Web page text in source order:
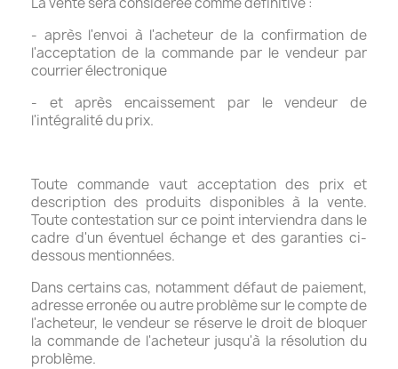
- après l'envoi à l'acheteur de la confirmation de
l'acceptation de la commande par le vendeur par
courrier électronique
- et après encaissement par le vendeur de
l'intégralité du prix.
Toute commande vaut acceptation des prix et
description des produits disponibles à la vente.
Toute contestation sur ce point interviendra dans le
cadre d'un éventuel échange et des garanties ci-
dessous mentionnées.
Dans certains cas, notamment défaut de paiement,
adresse erronée ou autre problème sur le compte de
l'acheteur, le vendeur se réserve le droit de bloquer
la commande de l'acheteur jusqu'à la résolution du
problème.